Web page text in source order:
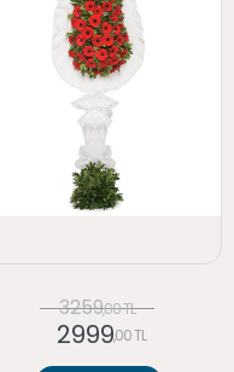
3259,00 TL
2999,00 TL